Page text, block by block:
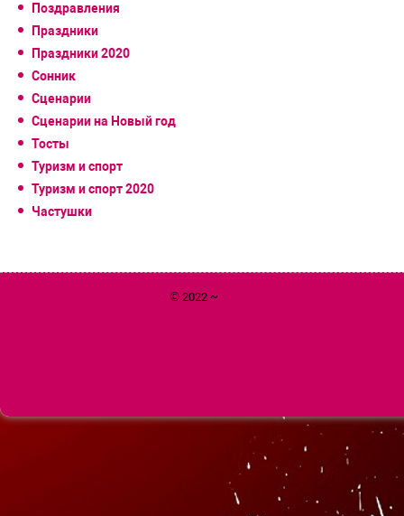
Поздравления
Праздники
Праздники 2020
Сонник
Сценарии
Сценарии на Новый год
Тосты
Туризм и спорт
Туризм и спорт 2020
Частушки
© 2022 ~